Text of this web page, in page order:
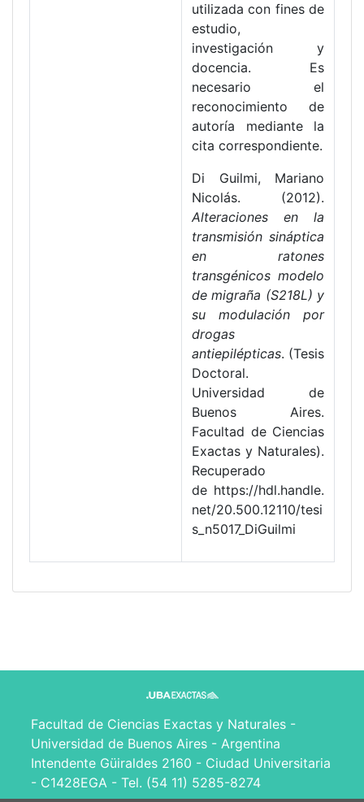
utilizada con fines de
estudio,
investigación y
docencia. Es
necesario el
reconocimiento de
autoría mediante la
cita correspondiente.
Di Guilmi, Mariano
Nicolás. (2012).
Alteraciones en la
transmisión sináptica
en ratones
transgénicos modelo
de migraña (S218L) y
su modulación por
drogas
antiepilépticas. (Tesis
Doctoral.
Universidad de
Buenos Aires.
Facultad de Ciencias
Exactas y Naturales).
Recuperado
de https://hdl.handle.
net/20.500.12110/tesi
s_n5017_DiGuilmi
Facultad de Ciencias Exactas y Naturales -
Universidad de Buenos Aires - Argentina
Intendente Güiraldes 2160 - Ciudad Universitaria
- C1428EGA - Tel. (54 11) 5285-8274